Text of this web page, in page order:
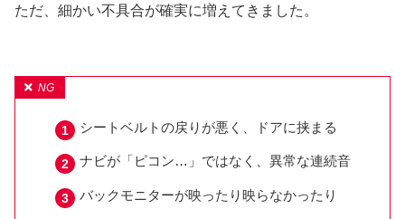
ただ、細かい不具合が確実に増えてきました。
シートベルトの戻りが悪く、ドアに挟まる
ナビが「ピコン…」ではなく、異常な連続音
バックモニターが映ったり映らなかったり